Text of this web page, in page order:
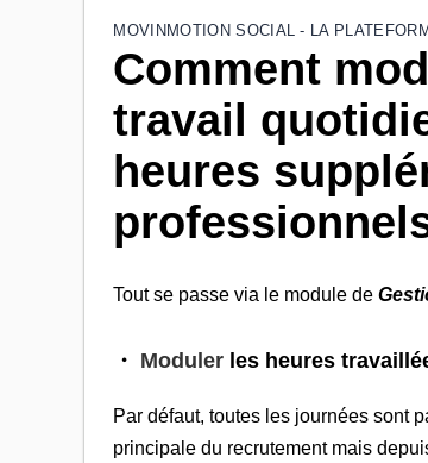
MOVINMOTION SOCIAL - LA
Comment
travail
heures
Tout se passe via le module de
・ Moduler les heures
Par défaut, toutes les journées sont
principale du recrutement mais